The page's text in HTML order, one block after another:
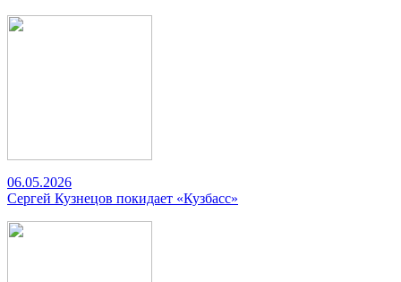
06.05.2026
Сергей Кузнецов покидает «Кузбасс»